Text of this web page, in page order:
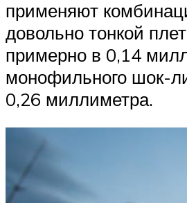
применяют
довольно тонкой
примерно в 0,14
монофильного шок-
0,26 миллиметра.